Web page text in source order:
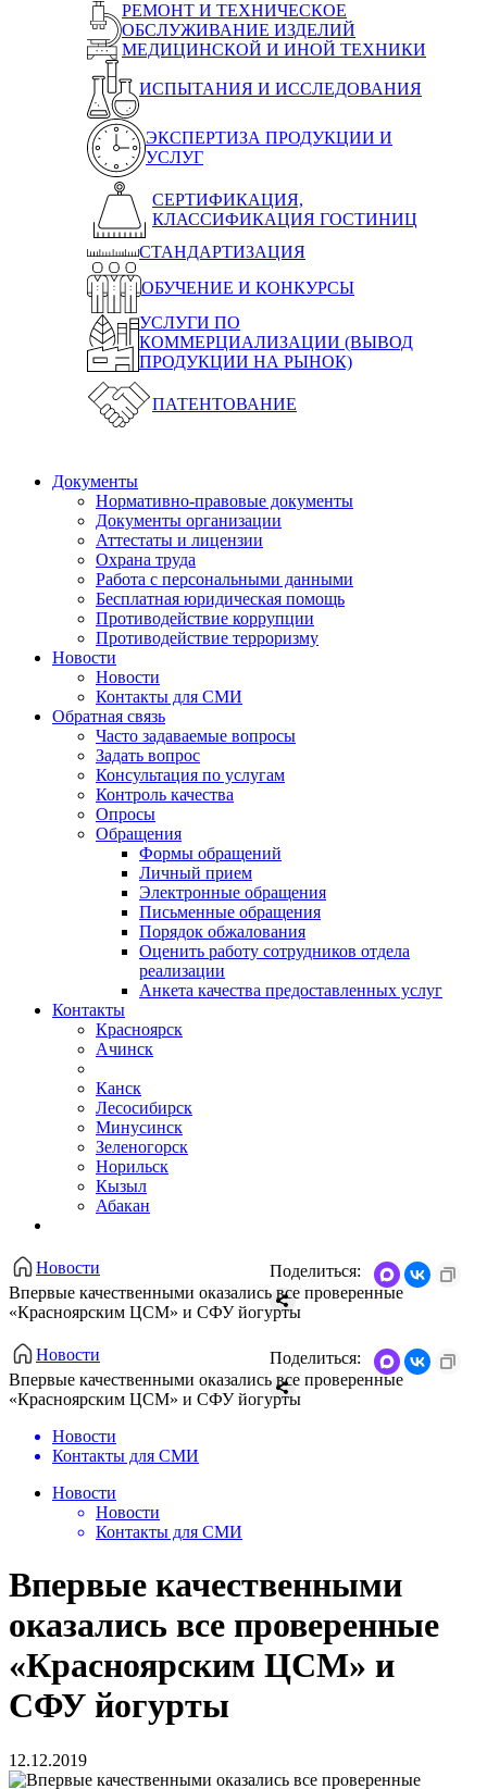
РЕМОНТ И ТЕХНИЧЕСКОЕ
ОБСЛУЖИВАНИЕ ИЗДЕЛИЙ
МЕДИЦИНСКОЙ И ИНОЙ ТЕХНИКИ
ИСПЫТАНИЯ И ИССЛЕДОВАНИЯ
ЭКСПЕРТИЗА ПРОДУКЦИИ И
УСЛУГ
СЕРТИФИКАЦИЯ,
КЛАССИФИКАЦИЯ ГОСТИНИЦ
СТАНДАРТИЗАЦИЯ
ОБУЧЕНИЕ И КОНКУРСЫ
УСЛУГИ ПО
КОММЕРЦИАЛИЗАЦИИ (ВЫВОД
ПРОДУКЦИИ НА РЫНОК)
ПАТЕНТОВАНИЕ
Документы
Нормативно-правовые документы
Документы организации
Аттестаты и лицензии
Охрана труда
Работа с персональными данными
Бесплатная юридическая помощь
Противодействие коррупции
Противодействие терроризму
Новости
Новости
Контакты для СМИ
Обратная связь
Часто задаваемые вопросы
Задать вопрос
Консультация по услугам
Контроль качества
Опросы
Обращения
Формы обращений
Личный прием
Электронные обращения
Письменные обращения
Порядок обжалования
Оценить работу сотрудников отдела
реализации
Анкета качества предоставленных услуг
Контакты
Красноярск
Ачинск
Канск
Лесосибирск
Минусинск
Зеленогорск
Норильск
Кызыл
Абакан
Новости
Впервые качественными оказались все проверенные
«Красноярским ЦСМ» и СФУ йогурты
Поделиться:
Новости
Впервые качественными оказались все проверенные
«Красноярским ЦСМ» и СФУ йогурты
Поделиться:
Новости
Контакты для СМИ
Новости
Новости
Контакты для СМИ
Впервые качественными
оказались все проверенные
«Красноярским ЦСМ» и
СФУ йогурты
12.12.2019